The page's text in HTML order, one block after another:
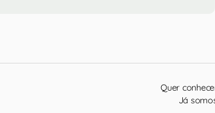
Quer
Já